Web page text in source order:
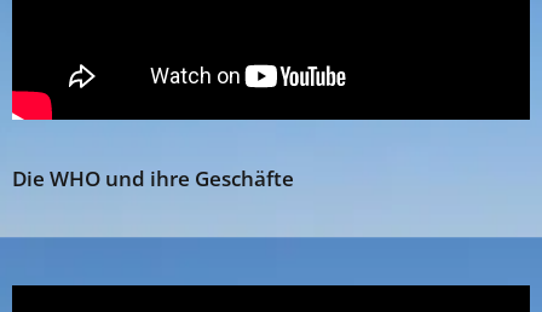
Die WHO und ihre Geschäfte